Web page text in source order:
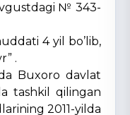
№ 343-
4 yil bo’lib,
.
Buxoro davlat
tashkil qilingan
2011-yilda